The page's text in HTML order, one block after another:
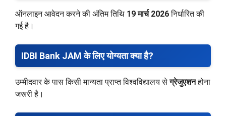
ऑनलाइन आवेदन करने की अंतिम तिथि 19 मार्च 2026निर्धारित की
गई है।
IDBI Bank JAM के लिए योग्यता क्या है?
उम्मीदवार के पास किसी मान्यता प्राप्त विश्वविद्यालय सेग्रेजुएशनहोना
जरूरी है।